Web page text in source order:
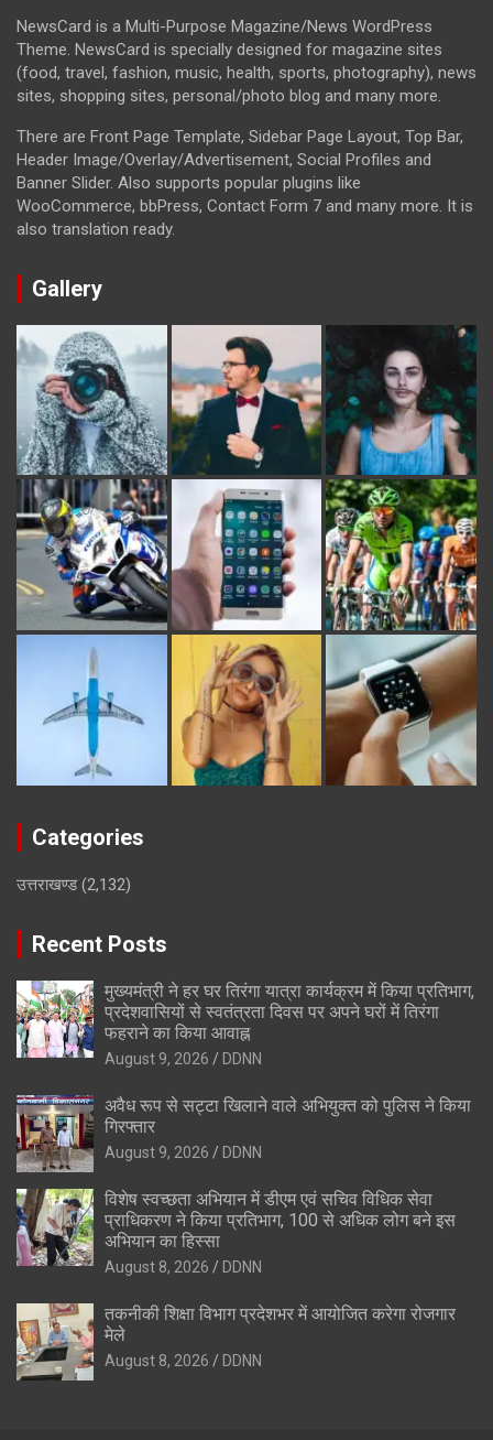
NewsCard is a Multi-Purpose Magazine/News WordPress
Theme. NewsCard is specially designed for magazine sites
(food, travel, fashion, music, health, sports, photography), news
sites, shopping sites, personal/photo blog and many more.
There are Front Page Template, Sidebar Page Layout, Top Bar,
Header Image/Overlay/Advertisement, Social Profiles and
Banner Slider. Also supports popular plugins like
WooCommerce, bbPress, Contact Form 7 and many more. It is
also translation ready.
Gallery
Categories
उत्तराखण्ड(2,132)
Recent Posts
मुख्यमंत्री ने हर घर तिरंगा यात्रा कार्यक्रम में किया प्रतिभाग,
प्रदेशवासियों से स्वतंत्रता दिवस पर अपने घरों में तिरंगा
फहराने का किया आवाह्न
August 9, 2026 DDNN
अवैध रूप से सट्टा खिलाने वाले अभियुक्त को पुलिस ने किया
गिरफ्तार
August 9, 2026 DDNN
विशेष स्वच्छता अभियान में डीएम एवं सचिव विधिक सेवा
प्राधिकरण ने किया प्रतिभाग, 100 से अधिक लोग बने इस
अभियान का हिस्सा
August 8, 2026 DDNN
तकनीकी शिक्षा विभाग प्रदेशभर में आयोजित करेगा रोजगार
मेले
August 8, 2026 DDNN